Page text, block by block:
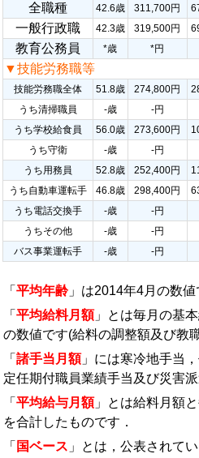
全職種
42.6歳 311,700円
一般行政職 42.3歳 319,500円
教育公務員 *歳 *円
▼技能労務職等
技能労務職全体 51.8歳 274,800円
うち清掃職員
-歳 -円
うち学校給食員
56.0歳 273,600円
うち守衛
-歳 -円
うち用務員
52.8歳 252,400円
うち自動車運転手
46.8歳 298,400円
うち電話交換手
-歳 -円
うちその他
-歳 -円
バス事業運転手
-歳 -円
「 平均年齢 」は2014年4月の数値
「 平均給料月額」とは毎月の基
の数値です(給料の調整額及び教
「 諸手当月額」には寒冷地手当
定任期付職員業績手当及び災害
「 平均給与月額」とは給料月額
を合計したものです．
「 国ベース 」とは，公表されて